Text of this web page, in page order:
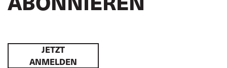
JETZT
ANMELDEN